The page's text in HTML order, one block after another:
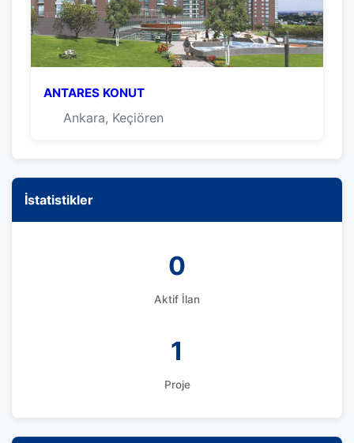
ANTARES KONUT
Ankara, Keçiören
İstatistikler
0
Aktif İlan
1
Proje